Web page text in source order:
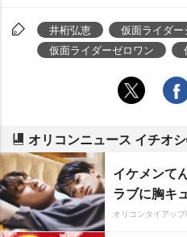
井桁弘恵
仮面ライダー
仮面ライダーゼロワン
オリコンニュース イチオ
イケメンて
ラブに胸キ
オリコンタイアップ